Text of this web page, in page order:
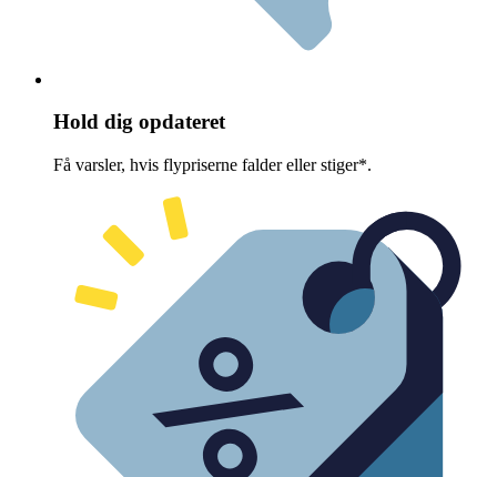
Hold dig opdateret
Få varsler, hvis flypriserne falder eller stiger*.